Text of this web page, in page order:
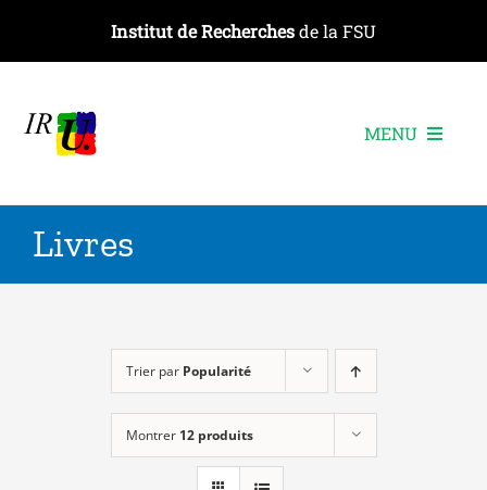
contenu
Institut de Recherchesde la FSU
MENU
Les recherches
Les événements
Livres
Trier par Popularité
Montrer 12 produits